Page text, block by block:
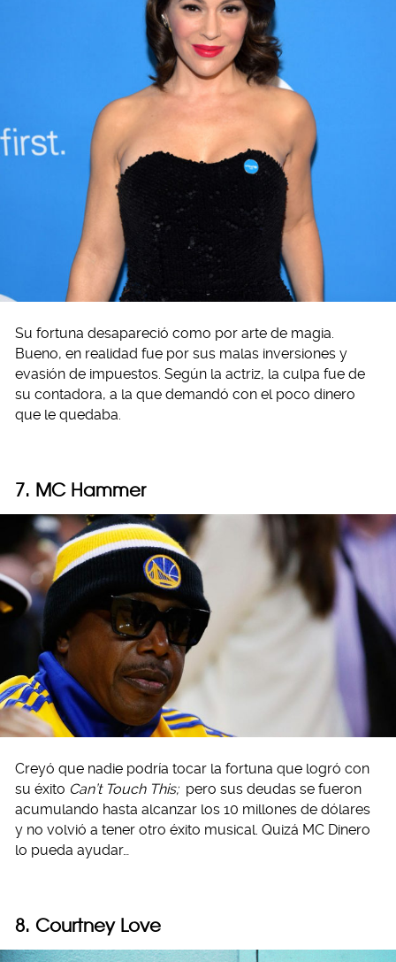
Su fortuna desapareció como por arte de magia.
Bueno, en realidad fue por sus malas inversiones y
evasión de impuestos. Según la actriz, la culpa fue de
su contadora, a la que demandó con el poco dinero
que le quedaba.
7. MC Hammer
Creyó que nadie podría tocar la fortuna que logró con
su éxito Can’t Touch This; pero sus deudas se fueron
acumulando hasta alcanzar los 10 millones de dólares
y no volvió a tener otro éxito musical. Quizá MC Dinero
lo pueda ayudar…
8. Courtney Love